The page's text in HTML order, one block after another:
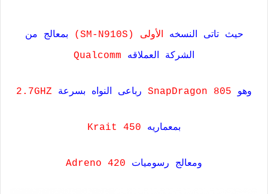
حيث تاتى النسخه الأولى (SM-N910S)
بمعالج من
الشركة العملاقه Qualcomm
وهو SnapDragon 805 رباعى النواه بسرعة 2.7GHZ
بمعماريه Krait 450
ومعالج رسوميات Adreno 420